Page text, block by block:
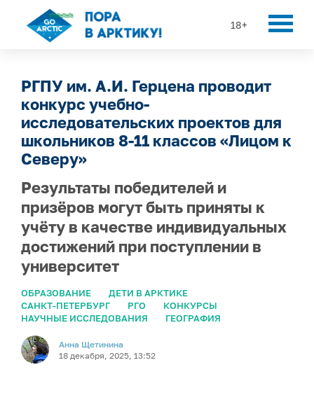
18+
РГПУ им. А.И. Герцена проводит
конкурс учебно-
исследовательских проектов для
школьников 8-11 классов «Лицом к
Северу»
Результаты победителей и
призёров могут быть приняты к
учёту в качестве индивидуальных
достижений при поступлении в
университет
ОБРАЗОВАНИЕ
ДЕТИ В АРКТИКЕ
САНКТ-ПЕТЕРБУРГ
РГО
КОНКУРСЫ
НАУЧНЫЕ ИССЛЕДОВАНИЯ
ГЕОГРАФИЯ
Анна Щетинина
18 декабря, 2025, 13:52